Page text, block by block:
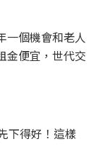
一個機會和老人
金便宜，世代交
下得好！這樣